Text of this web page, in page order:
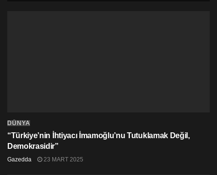
DÜNYA
“Türkiye’nin İhtiyacı İmamoğlu’nu Tutuklamak Değil,
Demokrasidir”
Gazedda 23 MART 2025